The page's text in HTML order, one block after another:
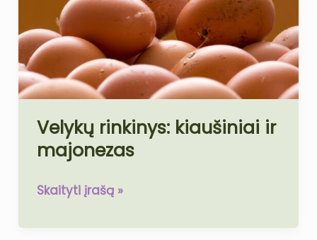
Velykų rinkinys: kiaušiniai ir
majonezas
majonezas
Skaityti įrašą »